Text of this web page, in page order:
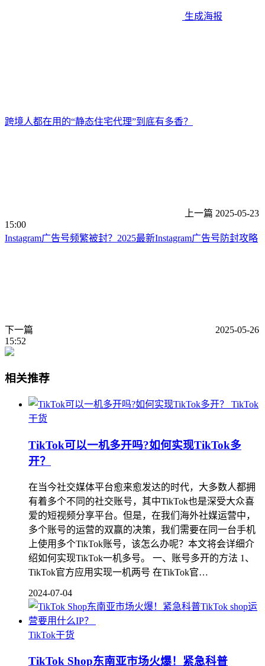
生成海报
跨境人都在用的“静态住宅代理”到底有多香？
上一篇 2025-05-23
15:00
Instagram广告号频繁被封？2025最新Instagram广告号防封攻略
下一篇
2025-05-26
15:52
相关推荐
TikTok
干货
TikTok可以一机多开吗?如何实现TikTok多
开？
在当今社交媒体平台愈来愈发达的时代，大多数人都拥
有着多个不同的社交账号，其中TikTok也是深受大众喜
爱的短视频分享平台。但是，在我们海外社媒运营中，
多个账号的运营的双赢的决策，我们需要在同一台手机
上使用多个TikTok账号，该怎么办呢？本文将会详细介
绍如何实现TikTok一机多号。 一、账号多开的方法 1、
TikTok官方应用实现一机两号 在TikTok官…
2024-07-04
TikTok干货
TikTok Shop东南亚市场火爆！紧急科普